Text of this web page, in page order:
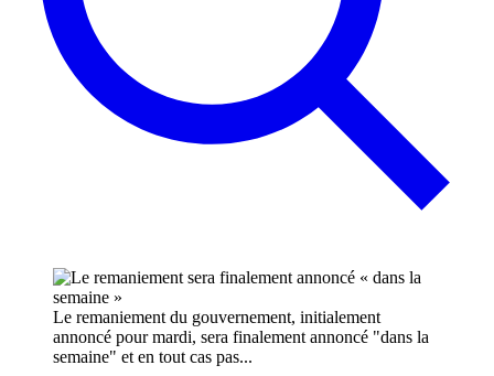
Le remaniement du gouvernement, initialement
annoncé pour mardi, sera finalement annoncé "dans la
semaine" et en tout cas pas...